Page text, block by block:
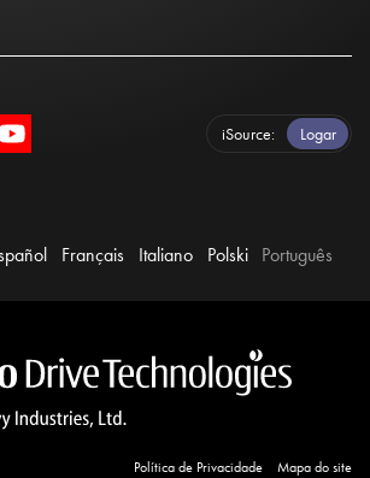
iSource Logar
Français Italiano Polski Português
Política de Privacidade Mapa do site